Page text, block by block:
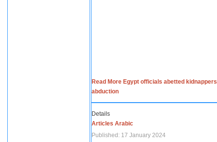
Read More Egypt officials abetted
abduction
Details
Articles Arabic
Published: 17 January 2024